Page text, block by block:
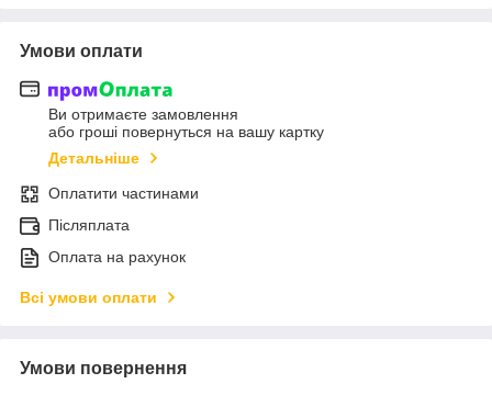
Умови оплати
Ви отримаєте замовлення
або гроші повернуться на вашу картку
Детальніше
Оплатити частинами
Післяплата
Оплата на рахунок
Всі умови оплати
Умови повернення